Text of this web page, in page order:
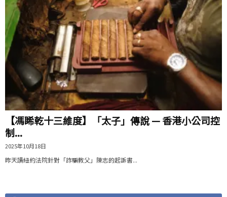
【馮睎乾十三維度】「太子」傳說 — 香港小公司控
制...
2025年10月18日
昨天讀紐約法院針對「詐騙教父」陳志的起訴書...